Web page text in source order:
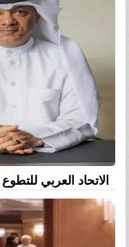
الاتحاد العربي